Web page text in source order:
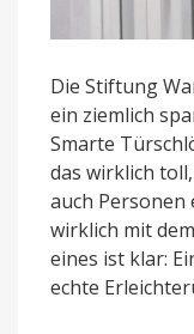
Die Stiftung
ein ziemlich
Smarte
das wirklich
auch Personen
wirklich mit
eines ist klar:
echte